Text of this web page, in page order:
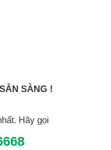
SÀNG !
Hãy gọi